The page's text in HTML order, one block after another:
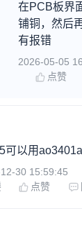
在PCB板界
铺铜，然后
有报错
2026-05-05
点赞
可以用
30 15:59:45
点赞